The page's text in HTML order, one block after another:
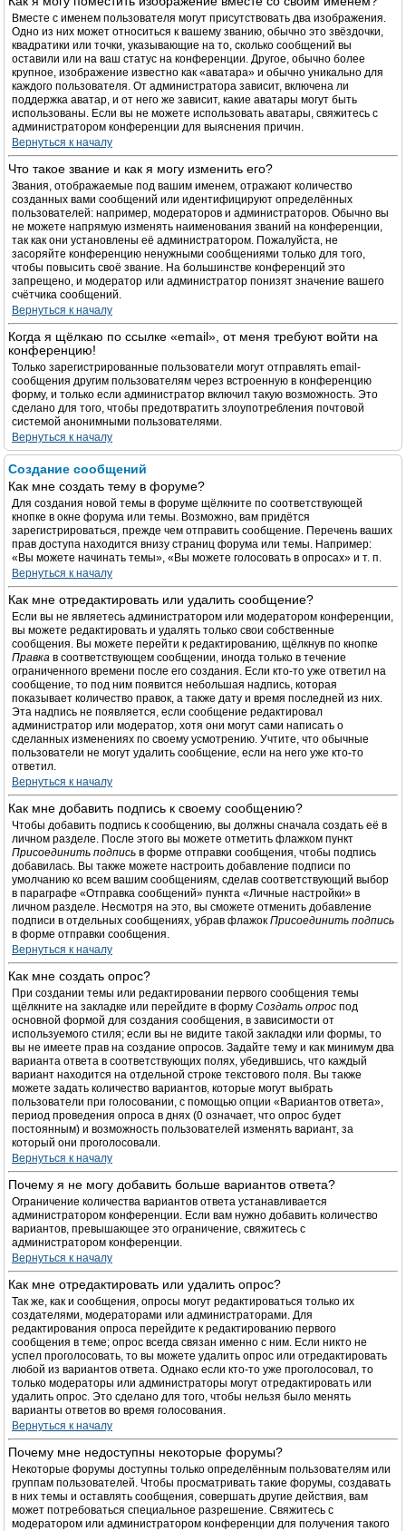
Вместе с именем пользователя могут присутствовать два изображения.
Одно из них может относиться к вашему званию, обычно это звёздочки,
квадратики или точки, указывающие на то, сколько сообщений вы
оставили или на ваш статус на конференции. Другое, обычно более
крупное, изображение известно как «аватара» и обычно уникально для
каждого пользователя. От администратора зависит, включена ли
поддержка аватар, и от него же зависит, какие аватары могут быть
использованы. Если вы не можете использовать аватары, свяжитесь с
администратором конференции для выяснения причин.
Вернуться к началу
Что такое звание и как я могу изменить его?
Звания, отображаемые под вашим именем, отражают количество
созданных вами сообщений или идентифицируют определённых
пользователей: например, модераторов и администраторов. Обычно вы
не можете напрямую изменять наименования званий на конференции,
так как они установлены её администратором. Пожалуйста, не
засоряйте конференцию ненужными сообщениями только для того,
чтобы повысить своё звание. На большинстве конференций это
запрещено, и модератор или администратор понизят значение вашего
счётчика сообщений.
Вернуться к началу
Когда я щёлкаю по ссылке «email», от меня требуют войти на
конференцию!
Только зарегистрированные пользователи могут отправлять email-
сообщения другим пользователям через встроенную в конференцию
форму, и только если администратор включил такую возможность. Это
сделано для того, чтобы предотвратить злоупотребления почтовой
системой анонимными пользователями.
Вернуться к началу
Создание сообщений
Как мне создать тему в форуме?
Для создания новой темы в форуме щёлкните по соответствующей
кнопке в окне форума или темы. Возможно, вам придётся
зарегистрироваться, прежде чем отправить сообщение. Перечень ваших
прав доступа находится внизу страниц форума или темы. Например:
«Вы можете начинать темы», «Вы можете голосовать в опросах» и т. п.
Вернуться к началу
Как мне отредактировать или удалить сообщение?
Если вы не являетесь администратором или модератором конференции,
вы можете редактировать и удалять только свои собственные
сообщения. Вы можете перейти к редактированию, щёлкнув по кнопке
Правка в соответствующем сообщении, иногда только в течение
ограниченного времени после его создания. Если кто-то уже ответил на
сообщение, то под ним появится небольшая надпись, которая
показывает количество правок, а также дату и время последней из них.
Эта надпись не появляется, если сообщение редактировал
администратор или модератор, хотя они могут сами написать о
сделанных изменениях по своему усмотрению. Учтите, что обычные
пользователи не могут удалить сообщение, если на него уже кто-то
ответил.
Вернуться к началу
Как мне добавить подпись к своему сообщению?
Чтобы добавить подпись к сообщению, вы должны сначала создать её в
личном разделе. После этого вы можете отметить флажком пункт
Присоединить подпись в форме отправки сообщения, чтобы подпись
добавилась. Вы также можете настроить добавление подписи по
умолчанию ко всем вашим сообщениям, сделав соответствующий выбор
в параграфе «Отправка сообщений» пункта «Личные настройки» в
личном разделе. Несмотря на это, вы сможете отменить добавление
подписи в отдельных сообщениях, убрав флажок Присоединить подпись
в форме отправки сообщения.
Вернуться к началу
Как мне создать опрос?
При создании темы или редактировании первого сообщения темы
щёлкните на закладке или перейдите в форму Создать опрос под
основной формой для создания сообщения, в зависимости от
используемого стиля; если вы не видите такой закладки или формы, то
вы не имеете прав на создание опросов. Задайте тему и как минимум два
варианта ответа в соответствующих полях, убедившись, что каждый
вариант находится на отдельной строке текстового поля. Вы также
можете задать количество вариантов, которые могут выбрать
пользователи при голосовании, с помощью опции «Вариантов ответа»,
период проведения опроса в днях (0 означает, что опрос будет
постоянным) и возможность пользователей изменять вариант, за
который они проголосовали.
Вернуться к началу
Почему я не могу добавить больше вариантов ответа?
Ограничение количества вариантов ответа устанавливается
администратором конференции. Если вам нужно добавить количество
вариантов, превышающее это ограничение, свяжитесь с
администратором конференции.
Вернуться к началу
Как мне отредактировать или удалить опрос?
Так же, как и сообщения, опросы могут редактироваться только их
создателями, модераторами или администраторами. Для
редактирования опроса перейдите к редактированию первого
сообщения в теме; опрос всегда связан именно с ним. Если никто не
успел проголосовать, то вы можете удалить опрос или отредактировать
любой из вариантов ответа. Однако если кто-то уже проголосовал, то
только модераторы или администраторы могут отредактировать или
удалить опрос. Это сделано для того, чтобы нельзя было менять
варианты ответов во время голосования.
Вернуться к началу
Почему мне недоступны некоторые форумы?
Некоторые форумы доступны только определённым пользователям или
группам пользователей. Чтобы просматривать такие форумы, создавать
в них темы и оставлять сообщения, совершать другие действия, вам
может потребоваться специальное разрешение. Свяжитесь с
модератором или администратором конференции для получения такого